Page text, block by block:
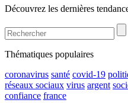
Découvrez les dernières
Thématiques populaires
coronavirus santé covid-19
réseaux sociaux virus argent
confiance france